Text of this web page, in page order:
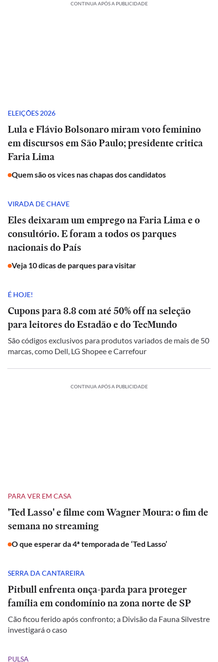
CONTINUA APÓS A PUBLICIDADE
ELEIÇÕES 2026
Lula e Flávio Bolsonaro miram voto feminino
em discursos em São Paulo; presidente critica
Faria Lima
Quem são os vices nas chapas dos candidatos
VIRADA DE CHAVE
Eles deixaram um emprego na Faria Lima e o
consultório. E foram a todos os parques
nacionais do País
Veja 10 dicas de parques para visitar
É HOJE!
Cupons para 8.8 com até 50% off na seleção
para leitores do Estadão e do TecMundo
São códigos exclusivos para produtos variados de mais de 50
marcas, como Dell, LG Shopee e Carrefour
CONTINUA APÓS A PUBLICIDADE
PARA VER EM CASA
'Ted Lasso' e filme com Wagner Moura: o fim de
semana no streaming
O que esperar da 4ª temporada de ‘Ted Lasso’
SERRA DA CANTAREIRA
Pitbull enfrenta onça-parda para proteger
família em condomínio na zona norte de SP
Cão ficou ferido após confronto; a Divisão da Fauna Silvestre
investigará o caso
PULSA